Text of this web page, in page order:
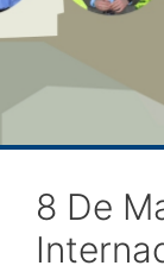
8 De